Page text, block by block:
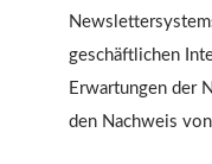
geschäftlichen
Erwartungen der
den Nachweis